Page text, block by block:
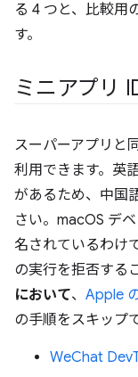
る 4 つと、比較用
す。
ミニアプリ
スーパーアプリと
利用できます。英
があるため、中国
さい。macOS デ
名されているわけ
の実行を拒否する
において、 Apple
の手順をスキップ
WeChat